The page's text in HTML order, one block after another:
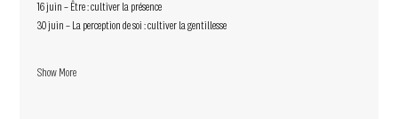
16 juin – Être : cultiver la présence
30 juin – La perception de soi : cultiver la gentillesse
Show More